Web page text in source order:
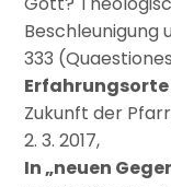
Beschleunigung
333
Erfahrungsorte
Zukunft der
2. 3. 2017,
In „neuen